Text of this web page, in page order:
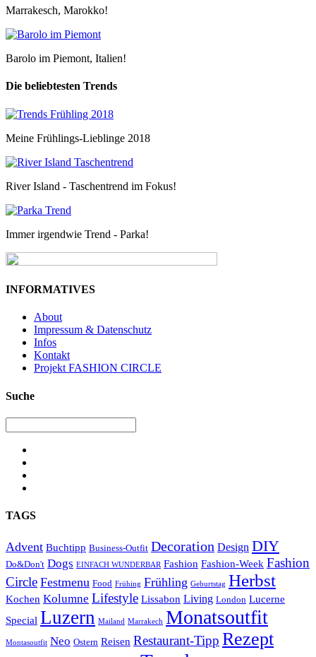
Marrakesch, Marokko!
Barolo im Piemont, Italien!
Die beliebtesten Trends
Meine Frühlings-Lieblinge 2018
River Island - Taschentrend im Fokus!
Immer irgendwie Trend - Parka!
INFORMATIVES
About
Impressum & Datenschutz
Infos
Kontakt
Projekt FASHION CIRCLE
Suche
TAGS
Advent Buchtipp Business-Outfit Decoration Design DIY
Do&Don't Dogs EINFACH WUNDERBAR Fashion Fashion-Week Fashion
Circle Festmenu Food Frühing Frühling Geburtstag Herbst
Kochen Kolumne Lifestyle Lissabon Living London Lucerne
Special Luzern Mailand Marrakech Monatsoutfit
Montasoutfit Neo Ostern Reisen Restaurant-Tipp Rezept